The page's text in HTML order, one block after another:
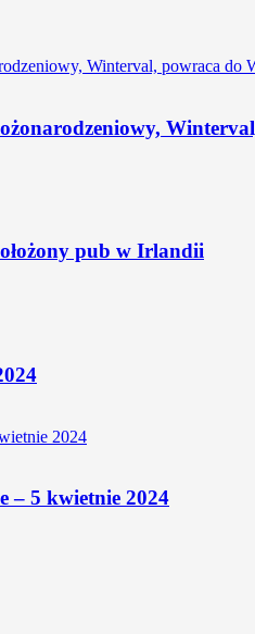
pub w Irlandii
– 5 kwietnie 2024